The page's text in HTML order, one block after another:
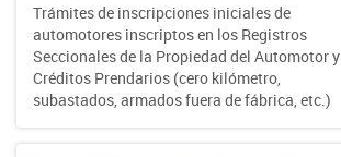
Trámites de inscripciones iniciales de
automotores inscriptos en los Registros
Seccionales de la Propiedad del Automotor y
Créditos Prendarios (cero kilómetro,
subastados, armados fuera de fábrica, etc.)